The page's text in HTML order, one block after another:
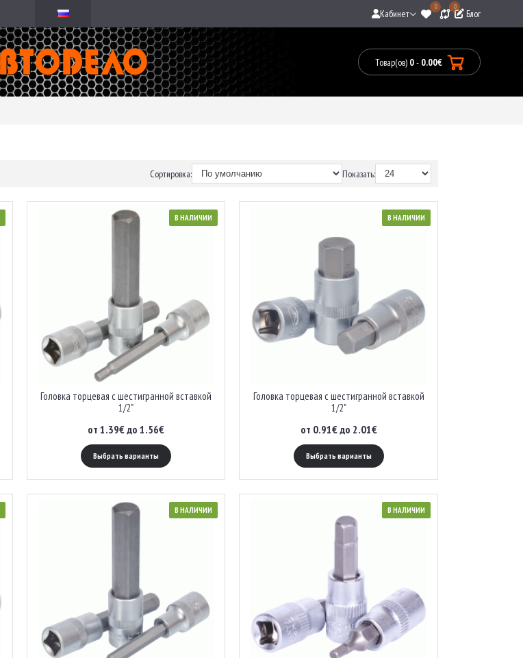
Кабинет
0 0
Блог
Товар(ов) 0- 0.00€
Товары:
Сортировка: Показать:
В НАЛИЧИИ
Головка торцевая с шестигранной вставкой
1/2"
от 1.39€ до 1.56€
Выбрать варианты
В НАЛИЧИИ
Головка торцевая с шестигранной вставкой
1/2"
от 0.91€ до 2.01€
Выбрать варианты
В НАЛИЧИИ В НАЛИЧИИ